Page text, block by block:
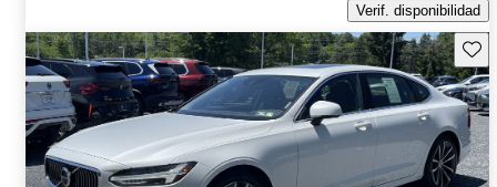
Verif. disponibilidad